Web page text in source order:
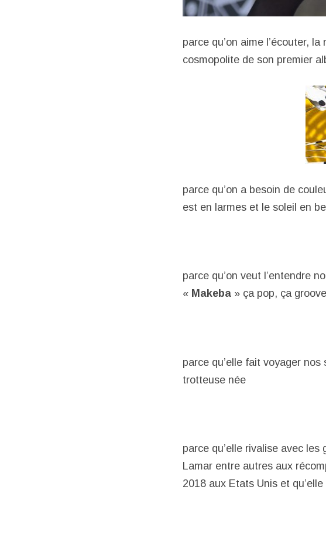
parce qu’on aime l’écouter,
cosmopolite de son premier
parce qu’on a besoin de
est en larmes et le soleil en
parce qu’on veut l’entendre
« Makeba » ça pop, ça
parce qu’elle fait voyager
trotteuse née
parce qu’elle rivalise avec
Lamar entre autres aux
2018 aux Etats Unis et